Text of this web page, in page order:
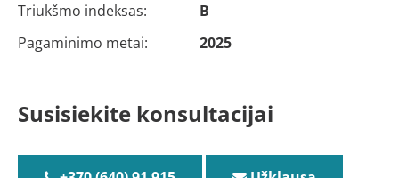
Triukšmo indeksas:
B
Pagaminimo metai:
2025
Susisiekite konsultacijai